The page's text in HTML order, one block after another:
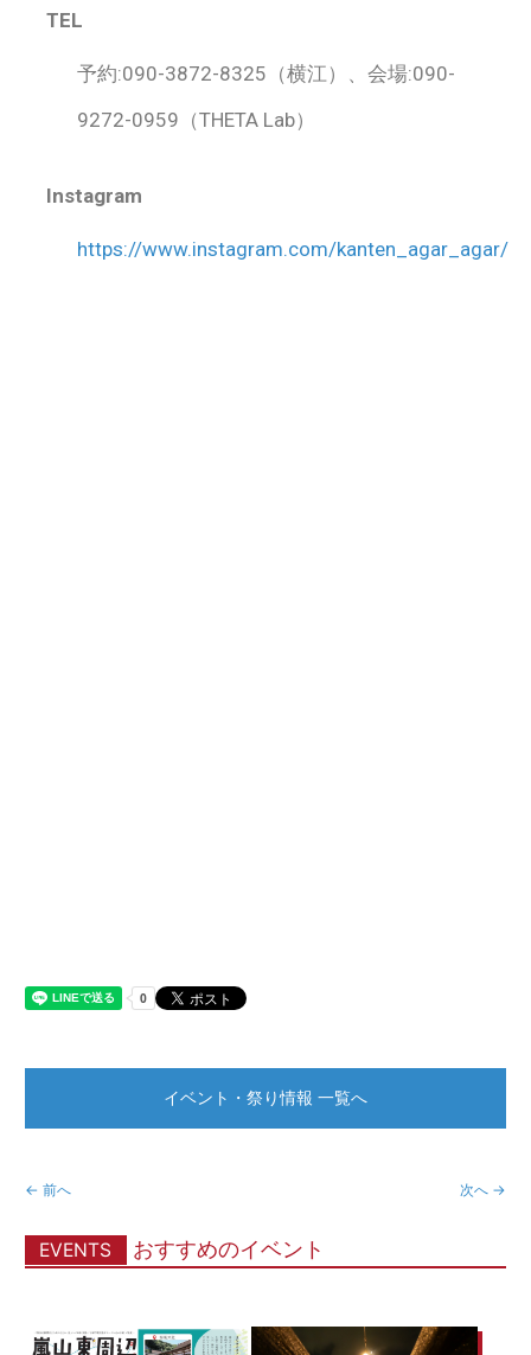
TEL
予約:090-3872-8325（横江）、会場:090-
9272-0959（THETA Lab）
Instagram
https://www.instagram.com/kanten_agar_agar/
← 前へ 次へ →
イベント・祭り情報 一覧へ
EVENTS おすすめのイベント